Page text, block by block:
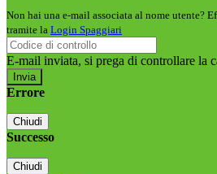
Non hai una e-mail associata al nome utente?
tramite la Login Spaggiari
E-mail inviata, si prega di controllare la
Errore
Chiudi
Successo
Chiudi